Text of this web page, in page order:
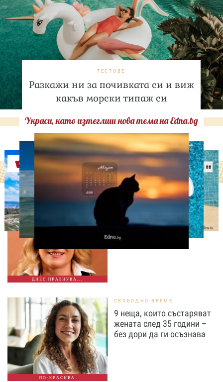
ТЕСТОВЕ
Разкажи ни за почивката си и виж
какъв морски типаж си
Украси, като изтеглиш нова тема на Edna.bg
Оферти
ДНЕС ПРАЗНУВА...
ДНЕС ПРАЗНУВАТ
Албена Павлова на 60:
Талант, хумор и
незабравими роли
ПО-КРАСИВА
СВОБОДНО ВРЕМЕ
9 неща, които състаряват
жената след 35 години –
без дори да ги осъзнава